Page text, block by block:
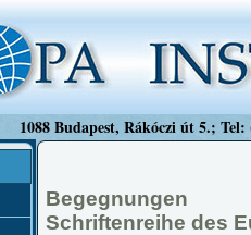
1088 Budapest, Rákóczi út 5.;
Begegnungen
Schriftenreihe des